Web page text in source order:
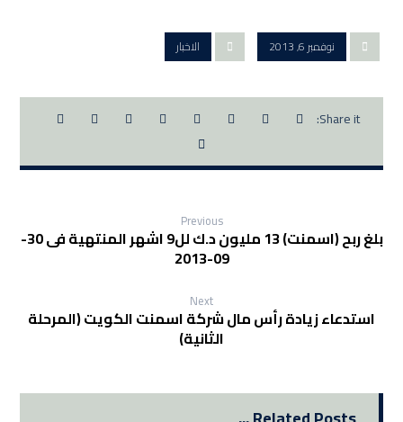
نوفمبر 6, 2013 الاخبار
Previous
بلغ ربح (اسمنت) 13 مليون د.ك لل9 اشهر المنتهية فى 30-
09-2013
Next
استدعاء زيادة رأس مال شركة اسمنت الكويت (المرحلة
الثانية)